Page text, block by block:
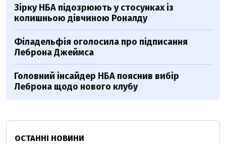
Зірку НБА підозрюють у стосунках із
колишньою дівчиною Роналду
Філадельфія оголосила про підписання
Леброна Джеймса
Головний інсайдер НБА пояснив вибір
Леброна щодо нового клубу
ОСТАННІ НОВИНИ